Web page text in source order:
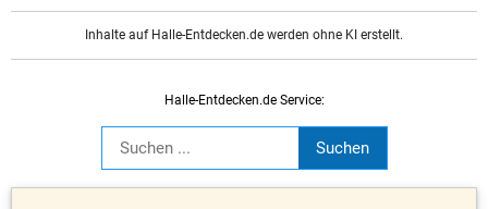
Inhalte auf Halle-Entdecken.de werden ohne KI erstellt.
Halle-Entdecken.de Service: